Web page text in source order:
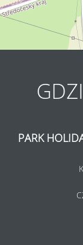
PARK